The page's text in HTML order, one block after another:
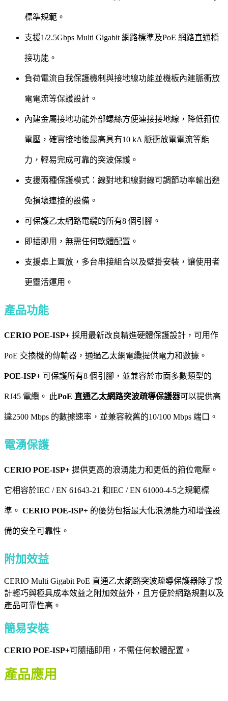
標準規範。
支援1/2.5Gbps Multi Gigabit 網路標準及PoE 網路直通橋
接功能。
負荷電流自我保護機制與接地線功能並機板內建脈衝放
電電流等保護設計。
內建金屬接地功能外部螺絲方便連接接地線，降低箝位
電壓，確實接地後最高具有10 kA 脈衝放電電流等能
力，輕易完成可靠的突波保護。
支援兩種保護模式：線對地和線對線可調節功率輸出避
免損壞連接的設備。
可保護乙太網路電纜的所有8 個引腳。
即插即用，無需任何軟體配置。
支援桌上置放，多台串接組合以及壁掛安裝，讓使用者
更靈活運用。
產品功能
CERIO POE-ISP+ 採用最新改良精進硬體保護設計，可用作
PoE 交換機的傳輸器，通過乙太網電纜提供電力和數據。
POE-ISP+ 可保護所有8 個引腳，並兼容於市面多數類型的
RJ45 電纜。 此PoE 直通乙太網路突波疏導保護器可以提供高
達2500 Mbps 的數據速率，並兼容較舊的10/100 Mbps 端口。
電湧保護
CERIO POE-ISP+ 提供更高的浪湧能力和更低的箝位電壓。
它相容於IEC / EN 61643-21 和IEC / EN 61000-4-5之規範標
準。 CERIO POE-ISP+ 的優勢包括最大化浪湧能力和增強設
備的安全可靠性。
附加效益
CERIO Multi Gigabit PoE 直通乙太網路突波疏導保護器除了設
計輕巧與極具成本效益之附加效益外，且方便於網路規劃以及
產品可靠性高。
簡易安裝
CERIO POE-ISP+可隨插即用，不需任何軟體配置。
產品應用